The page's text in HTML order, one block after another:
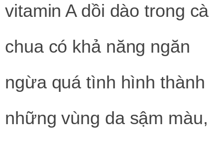
vitamin A dồi dào trong cà
chua có khả năng ngăn
ngừa quá tình hình thành
những vùng da sậm màu,